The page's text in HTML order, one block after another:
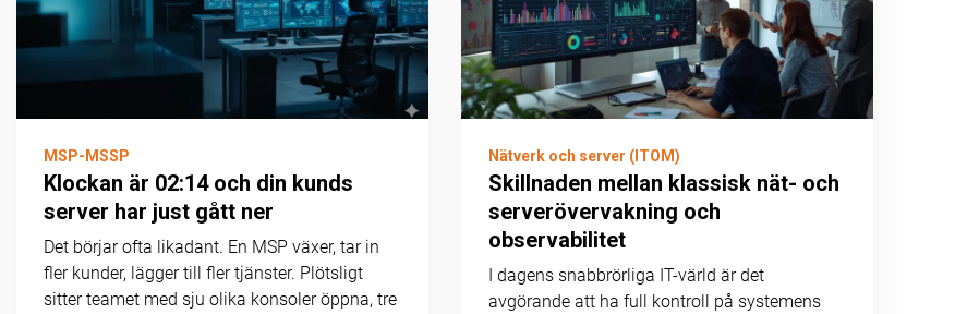
MSP-MSSP
Klockan är 02:14 och din kunds
server har just gått ner
Det börjar ofta likadant. En MSP växer, tar in
fler kunder, lägger till fler tjänster. Plötsligt
sitter teamet med sju olika konsoler öppna, tre
Nätverk och server (ITOM)
Skillnaden mellan klassisk nät- och
serverövervakning och
observabilitet
I dagens snabbrörliga IT-värld är det
avgörande att ha full kontroll på systemens